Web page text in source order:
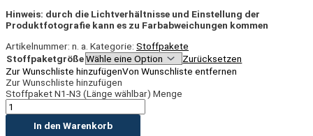
Hinweis: durch die Lichtverhältnisse und Einstellung der
Produktfotografie kann es zu Farbabweichungen kommen
Artikelnummer: n. a. Kategorie: Stoffpakete
Stoffpaketgröße
Zurücksetzen
Zur Wunschliste hinzufügenVon Wunschliste entfernen
Zur Wunschliste hinzufügen
Stoffpaket N1-N3 (Länge wählbar) Menge
In den Warenkorb